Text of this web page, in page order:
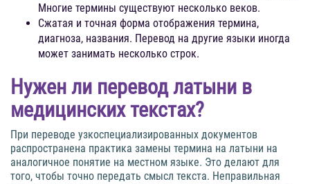
Многие термины существуют несколько веков.
Сжатая и точная форма отображения термина,
диагноза, названия. Перевод на другие языки иногда
может занимать несколько строк.
Нужен ли перевод латыни в
медицинских текстах?
При переводе узкоспециализированных документов
распространена практика замены термина на латыни на
аналогичное понятие на местном языке. Это делают для
того, чтобы точно передать смысл текста. Неправильная